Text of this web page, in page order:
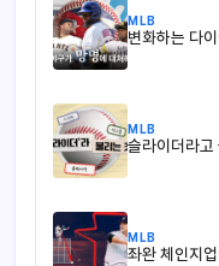
MLB
변화하는 다
MLB
슬라이더라고
MLB
좌완 체인지